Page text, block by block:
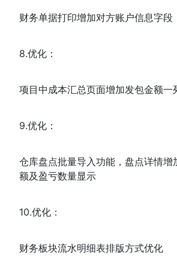
财务单据打印增加对方账户信息字段
8.优化：
项目中成本汇总页面增加发包金额一
9.优化：
仓库盘点批量导入功能，盘点详情增
额及盈亏数量显示
10.优化：
财务板块流水明细表排版方式优化